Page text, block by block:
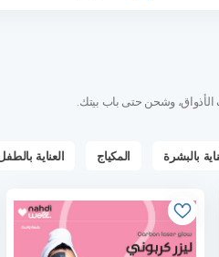
الأذواق، وشحن حتى باب بيتك.
بالبشرة المكياج العناية